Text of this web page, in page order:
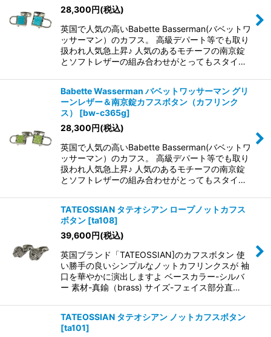
28,300円(税込)
英国で人気の高いBabette Basserman(バベットワ
ッサーマン）のカフス。 高級デパート等でも取り
扱われ人気急上昇♪ 人気のあるモチーフの南京錠
とソフトレザーの組み合わせがとってもスタイ…
Babette Wasserman バベットワッサーマン グリ
ーンレザー＆南京錠カフスボタン（カフリンク
ス）
[bw-c365g]
28,300円(税込)
英国で人気の高いBabette Basserman(バベットワ
ッサーマン）のカフス。 高級デパート等でも取り
扱われ人気急上昇♪ 人気のあるモチーフの南京錠
とソフトレザーの組み合わせがとってもスタイ…
TATEOSSIAN タテオシアン ロープノットカフス
ボタン [ta108]
39,600円(税込)
英国ブランド「TATEOSSIAN]のカフスボタン 使
い勝手の良いシンプルなノットカフリンクスが 袖
口を華やかに演出しますよ ベースカラー-シルバ
ー 素材-真鍮（brass) サイズ-フェイス部分直…
TATEOSSIAN タテオシアン ノットカフスボタン
[ta101]